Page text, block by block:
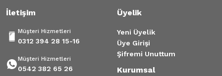
İletişim
Müşteri Hizmetleri
0312 394 28 15-16
Müşteri Hizmetleri
0542 382 65 26
Üyelik
Yeni Üyelik
Üye Girişi
Şifremi Unuttum
Kurumsal